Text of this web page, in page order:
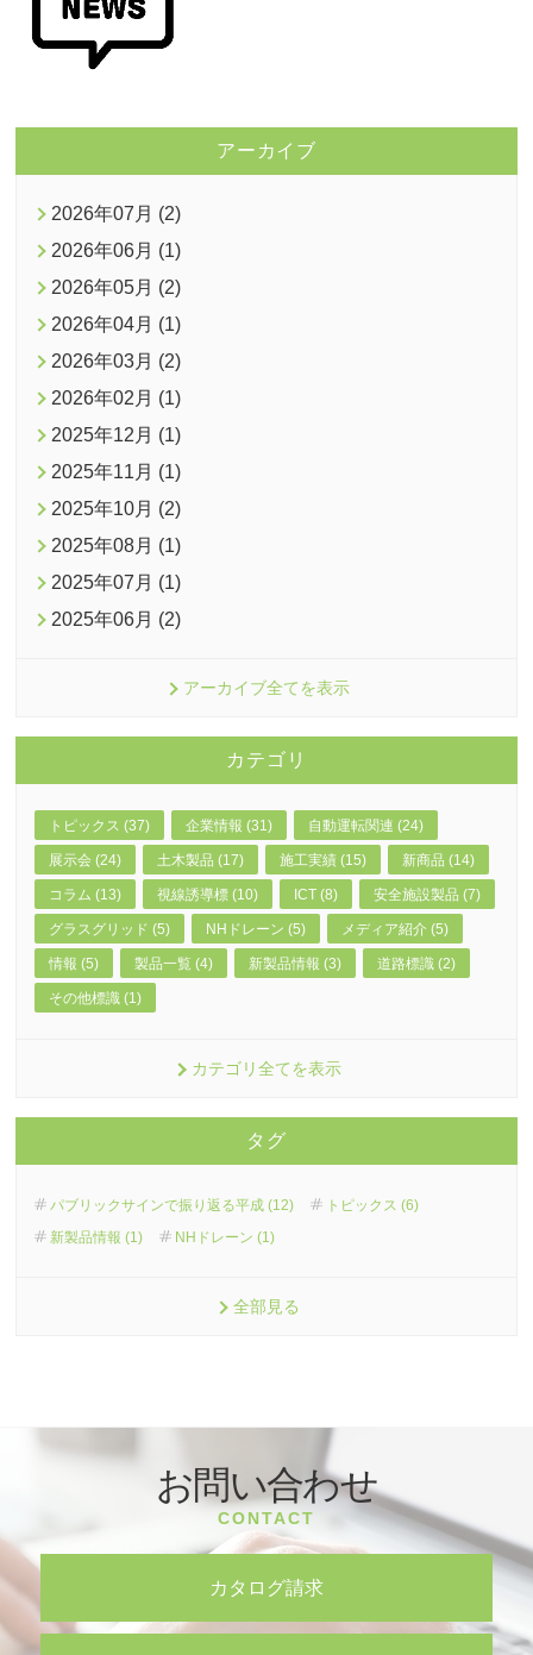
アーカイブ
2026年07月 (2)
2026年06月 (1)
2026年05月 (2)
2026年04月 (1)
2026年03月 (2)
2026年02月 (1)
2025年12月 (1)
2025年11月 (1)
2025年10月 (2)
2025年08月 (1)
2025年07月 (1)
2025年06月 (2)
アーカイブ全てを表示
カテゴリ
トピックス (37) 企業情報 (31) 自動運転関連 (24)
展示会 (24) 土木製品 (17) 施工実績 (15) 新商品 (14)
コラム (13) 視線誘導標 (10) ICT (8) 安全施設製品 (7)
グラスグリッド (5) NHドレーン (5) メディア紹介 (5)
情報 (5) 製品一覧 (4) 新製品情報 (3) 道路標識 (2)
その他標識 (1)
カテゴリ全てを表示
タグ
パブリックサインで振り返る平成 (12)
トピックス (6)
新製品情報 (1)
NHドレーン (1)
全部見る
お問い合わせ
CONTACT
カタログ請求